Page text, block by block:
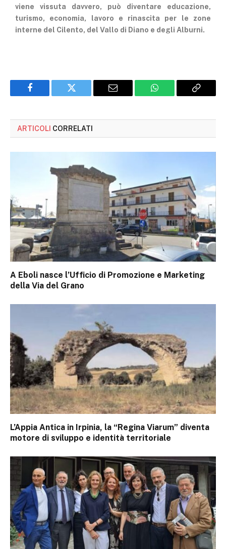
viene vissuta davvero, può diventare educazione,
turismo, economia, lavoro e rinascita per le zone
interne del Cilento, del Vallo di Diano e degli Alburni.
Facebook Twitter Email WhatsApp Copy
ARTICOLI CORRELATI
A Eboli nasce l’Ufficio di Promozione e Marketing
della Via del Grano
L’Appia Antica in Irpinia, la “Regina Viarum” diventa
motore di sviluppo e identità territoriale